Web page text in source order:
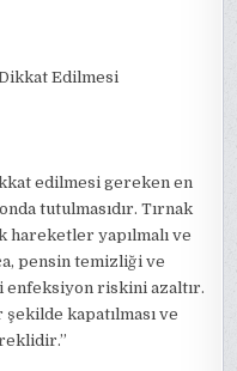
Edilmesi
edilmesi gereken en
tutulmasıdır. Tırnak
hareketler yapılmalı ve
pensin temizliği ve
riskini azaltır.
kapatılması ve